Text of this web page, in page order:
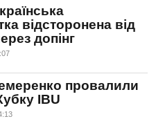
відсторонена від
допінг
провалили
IBU